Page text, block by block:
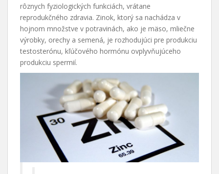
rôznych fyziologických funkciách, vrátane
reprodukčného zdravia. Zinok, ktorý sa nachádza v
hojnom množstve v potravinách, ako je mäso, mliečne
výrobky, orechy a semená, je rozhodujúci pre produkciu
testosterónu, kľúčového hormónu ovplyvňujúceho
produkciu spermií.